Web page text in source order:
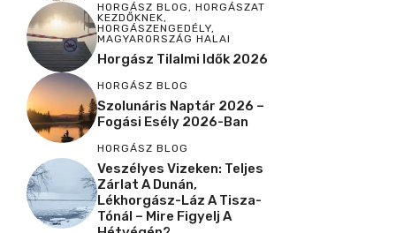
HORGÁSZ BLOG, HORGÁSZAT
KEZDŐKNEK,
HORGÁSZENGEDÉLY,
MAGYARORSZÁG HALAI
Horgász Tilalmi Idők 2026
HORGÁSZ BLOG
Szolunáris Naptár 2026 –
Fogási Esély 2026-Ban
HORGÁSZ BLOG
Veszélyes Vizeken: Teljes
Zárlat A Dunán,
Lékhorgász-Láz A Tisza-
Tónál – Mire Figyelj A